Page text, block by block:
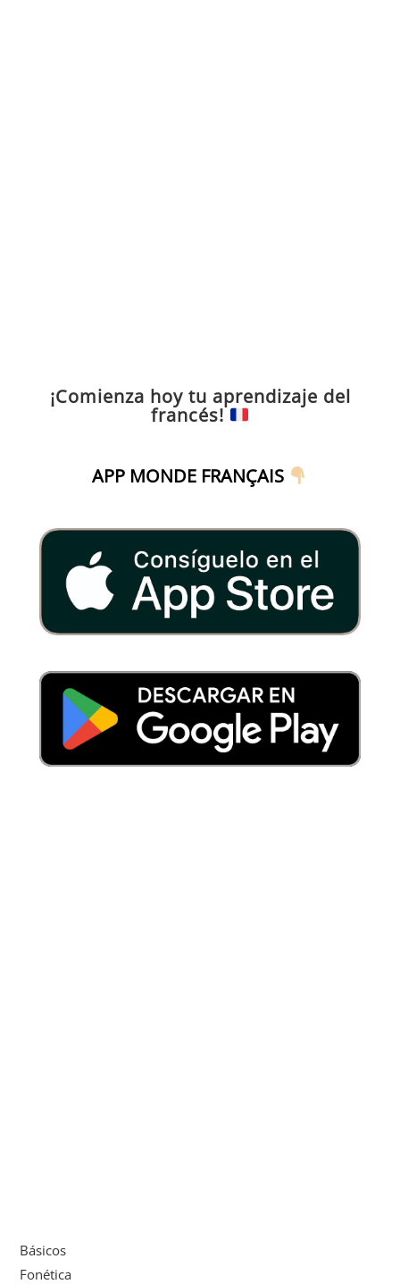
¡Comienza hoy tu aprendizaje del
francés!
APP MONDE FRANÇAIS
Básicos
Fonética